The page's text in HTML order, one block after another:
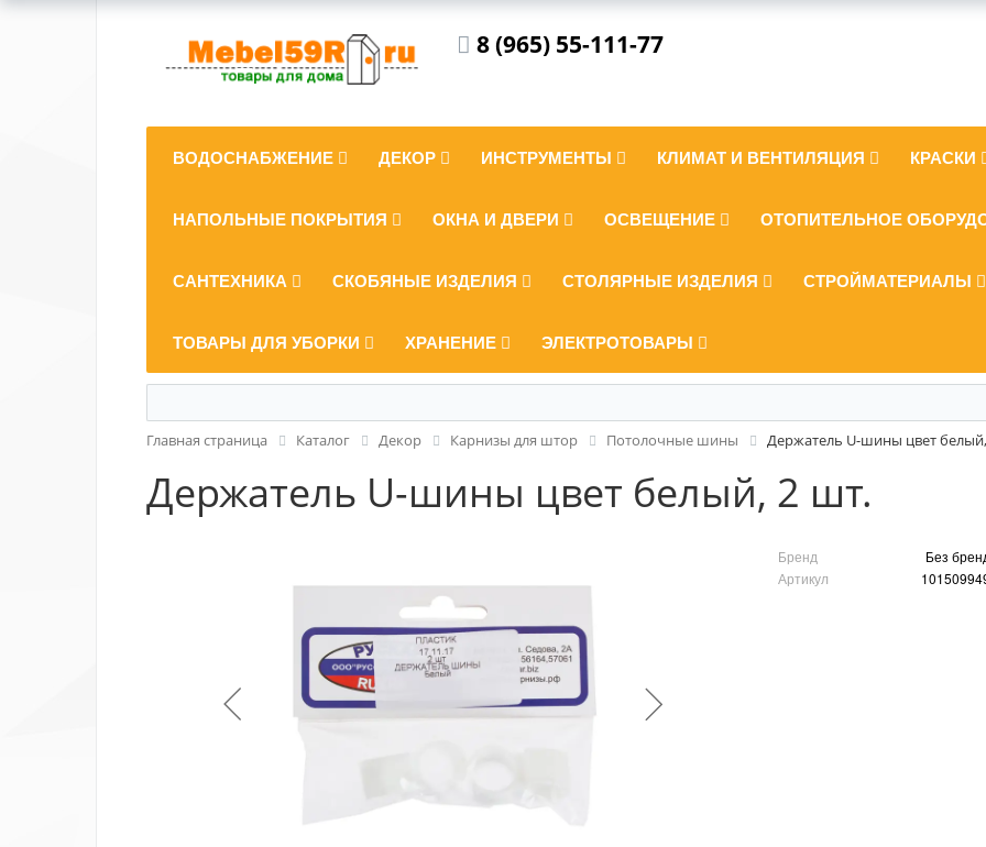
8 (965) 55-111-77
ВОДОСНАБЖЕНИЕ ДЕКОР ИНСТРУМЕНТЫ КЛИМАТ И ВЕНТИЛЯЦИЯ КРАСКИ
НАПОЛЬНЫЕ ПОКРЫТИЯ ОКНА И ДВЕРИ ОСВЕЩЕНИЕ ОТОПИТЕЛЬНОЕ
САНТЕХНИКА СКОБЯНЫЕ ИЗДЕЛИЯ СТОЛЯРНЫЕ ИЗДЕЛИЯ СТРОЙМАТЕРИАЛЫ
ТОВАРЫ ДЛЯ УБОРКИ ХРАНЕНИЕ ЭЛЕКТРОТОВАРЫ
Главная страница Каталог Декор Карнизы для штор Потолочные шины Держатель U-шины цвет
Держатель U-шины цвет белый, 2 шт.
Бренд
Без
Артикул